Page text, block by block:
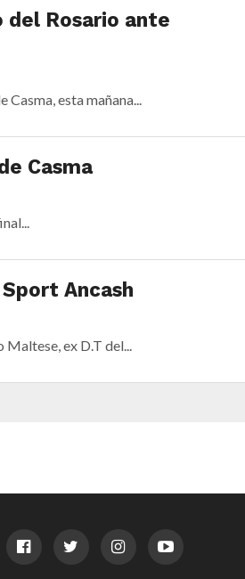
del Rosario ante
esta mañana...
Casma
Ancash
ex D.T del...